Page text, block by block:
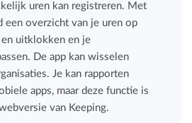
uren kan registreren. Met
een overzicht van je uren op
en uitklokken en je
De app kan wisselen
Je kan rapporten
apps, maar deze functie is
van Keeping.